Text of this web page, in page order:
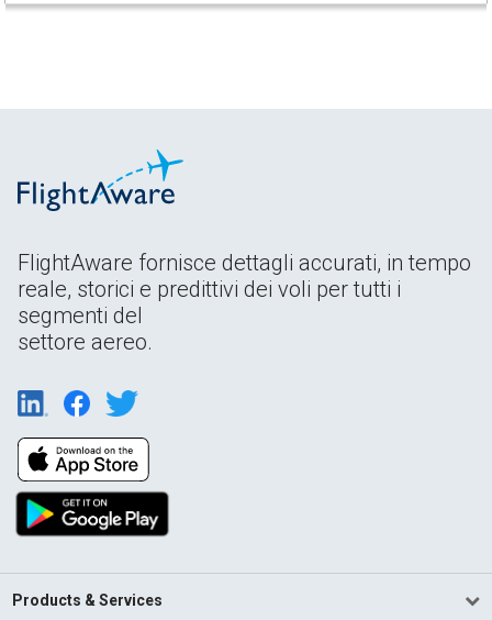
FlightAware fornisce dettagli accurati, in tempo
reale, storici e predittivi dei voli per tutti i
segmenti del
settore aereo.
Products & Services